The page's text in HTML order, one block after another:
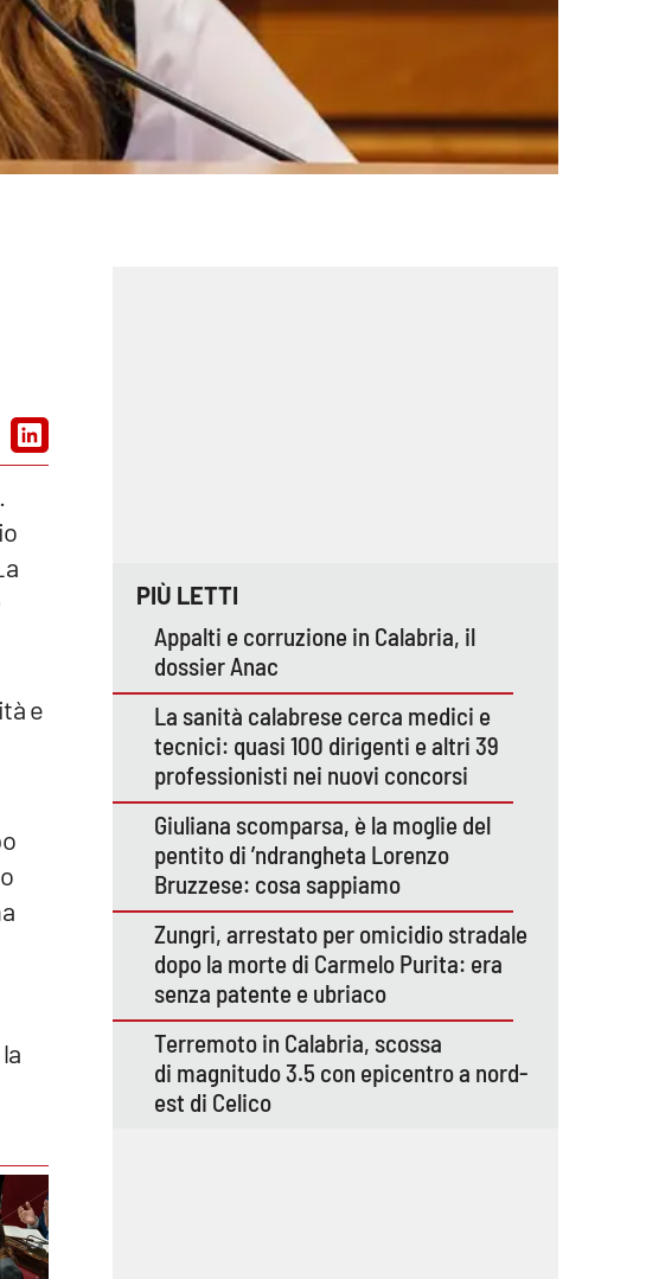
e
PIÙ LETTI
Appalti e corruzione in Calabria, il
dossier Anac
La sanità calabrese cerca medici e
tecnici: quasi 100 dirigenti e altri 39
professionisti nei nuovi concorsi
Giuliana scomparsa, è la moglie del
pentito di ’ndrangheta Lorenzo
Bruzzese: cosa sappiamo
Zungri, arrestato per omicidio stradale
dopo la morte di Carmelo Purita: era
senza patente e ubriaco
Terremoto in Calabria, scossa
di magnitudo 3.5 con epicentro a nord-
est di Celico